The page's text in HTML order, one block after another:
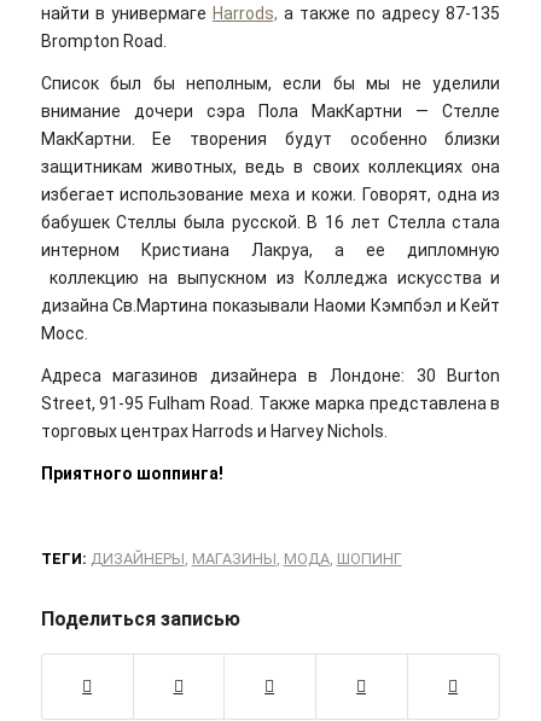
найти в универмаге Harrods, а также по адресу 87-135
Brompton Road.
Список был бы неполным, если бы мы не уделили
внимание дочери сэра Пола МакКартни — Стелле
МакКартни. Ее творения будут особенно близки
защитникам животных, ведь в своих коллекциях она
избегает использование меха и кожи. Говорят, одна из
бабушек Стеллы была русской. В 16 лет Стелла стала
интерном Кристиана Лакруа, а ее дипломную
коллекцию на выпускном из Колледжа искусства и
дизайна Св.Мартина показывали Наоми Кэмпбэл и Кейт
Мосс.
Адреса магазинов дизайнера в Лондоне: 30 Burton
Street, 91-95 Fulham Road. Также марка представлена в
торговых центрах Harrods и Harvey Nichols.
Приятного шоппинга!
ТЕГИ: ДИЗАЙНЕРЫ МАГАЗИНЫ МОДА, ШОПИНГ
Поделиться записью